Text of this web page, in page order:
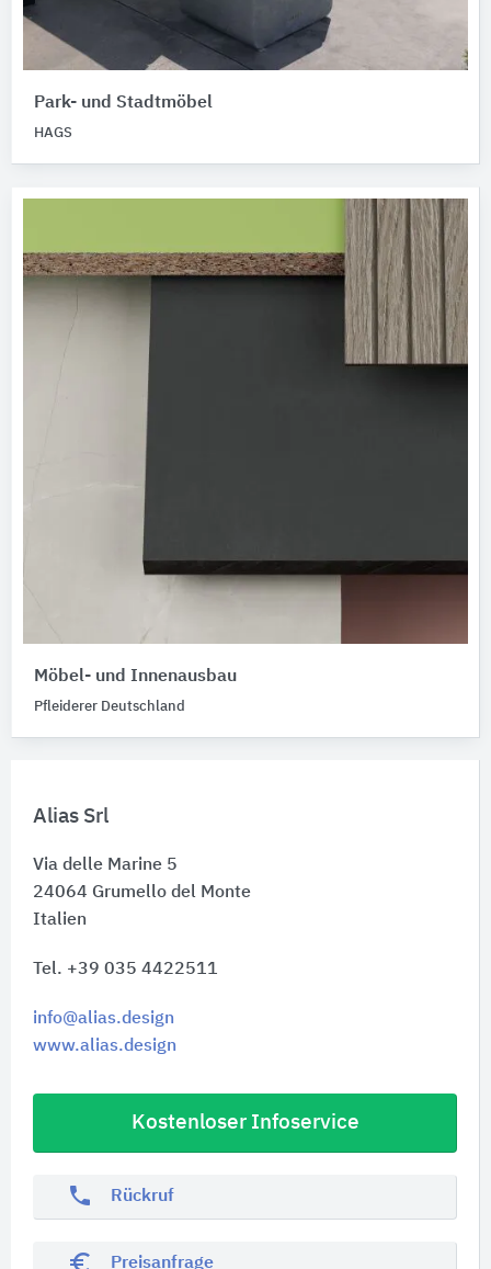
Alias Srl
Via delle Marine 5
24064 Grumello del Monte
Italien
Tel. +39 035 4422511
info@alias.design
www.alias.design
Kostenloser Infoservice
phone Rückruf
euro_symbol Preisanfrage
Park- und Stadtmöbel
HAGS
Möbel- und Innenausbau
Pfleiderer Deutschland